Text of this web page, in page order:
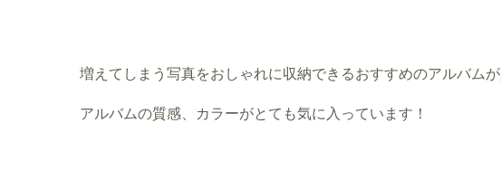
増えてしまう写真をおしゃれに収納できるおすすめのアルバムが
アルバムの質感、カラーがとても気に入っています！